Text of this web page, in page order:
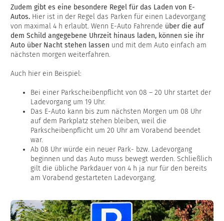
Zudem gibt es eine besondere Regel für das Laden von E-
Autos. Hier ist in der Regel das Parken für einen Ladevorgang
von maximal 4 h erlaubt. Wenn E-Auto Fahrende über die auf
dem Schild angegebene Uhrzeit hinaus laden, können sie ihr
Auto über Nacht stehen lassen und mit dem Auto einfach am
nächsten morgen weiterfahren.
Auch hier ein Beispiel:
Bei einer Parkscheibenpflicht von 08 – 20 Uhr startet der
Ladevorgang um 19 Uhr.
Das E-Auto kann bis zum nächsten Morgen um 08 Uhr
auf dem Parkplatz stehen bleiben, weil die
Parkscheibenpflicht um 20 Uhr am Vorabend beendet
war.
Ab 08 Uhr würde ein neuer Park- bzw. Ladevorgang
beginnen und das Auto muss bewegt werden. Schließlich
gilt die übliche Parkdauer von 4 h ja nur für den bereits
am Vorabend gestarteten Ladevorgang.